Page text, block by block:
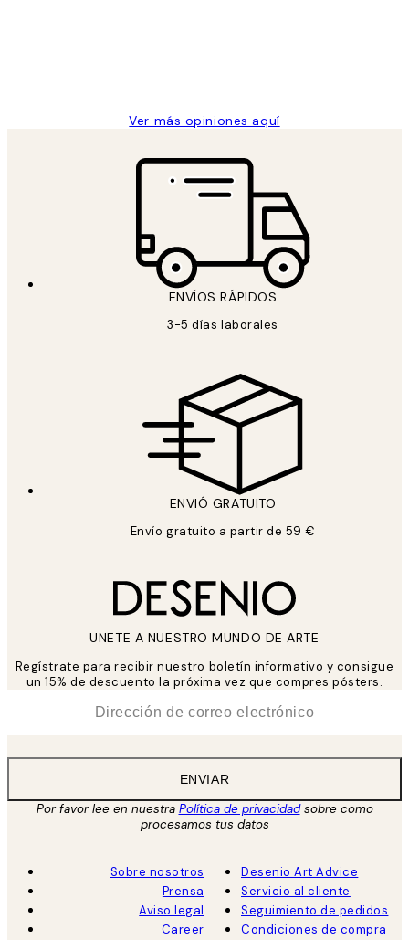
Ver más opiniones aquí
ENVÍOS RÁPIDOS
3-5 días laborales
ENVIÓ GRATUITO
Envío gratuito a partir de 59 €
UNETE A NUESTRO MUNDO DE ARTE
Regístrate para recibir nuestro boletín informativo y consigue
un 15% de descuento la próxima vez que compres pósters.
ENVIAR
Por favor lee en nuestra Política de privacidadsobre como
procesamos tus datos
Sobre nosotros
Prensa
Aviso legal
Career
Desenio Art Advice
Servicio al cliente
Seguimiento de pedidos
Condiciones de compra